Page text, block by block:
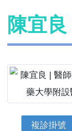
陳宜
複診掛號